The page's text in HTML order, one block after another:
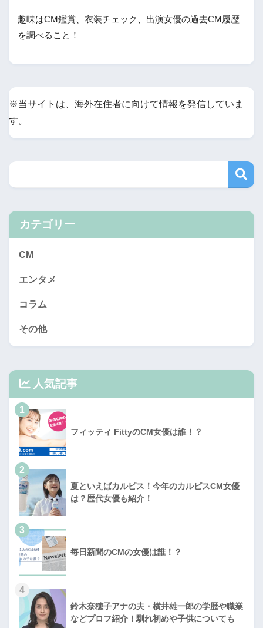
趣味はCM鑑賞、衣装チェック、出演女優の過去CM履歴
を調べること！
※当サイトは、海外在住者に向けて情報を発信していま
す。
カテゴリー
CM
エンタメ
コラム
その他
人気記事
1
フィッティ FittyのCM女優は誰！？
2
夏といえばカルピス！今年のカルピスCM女優
は？歴代女優も紹介！
3
毎日新聞のCMの女優は誰！？
4
鈴木奈穂子アナの夫・横井雄一郎の学歴や職業
などプロフ紹介！馴れ初めや子供についても